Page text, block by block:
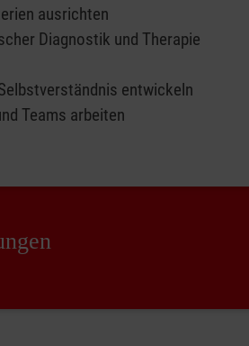
ausrichten
Diagnostik und Therapie
entwickeln
Teams arbeiten